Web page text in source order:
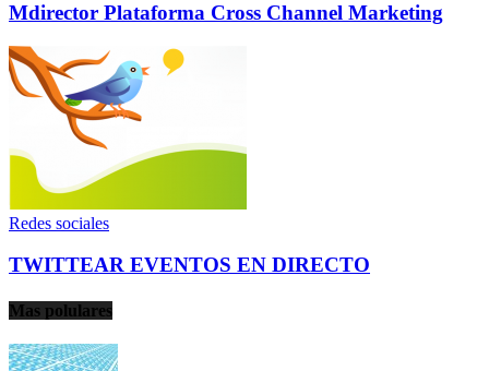
Mdirector Plataforma Cross Channel Marketing
Redes sociales
TWITTEAR EVENTOS EN DIRECTO
Mas polulares